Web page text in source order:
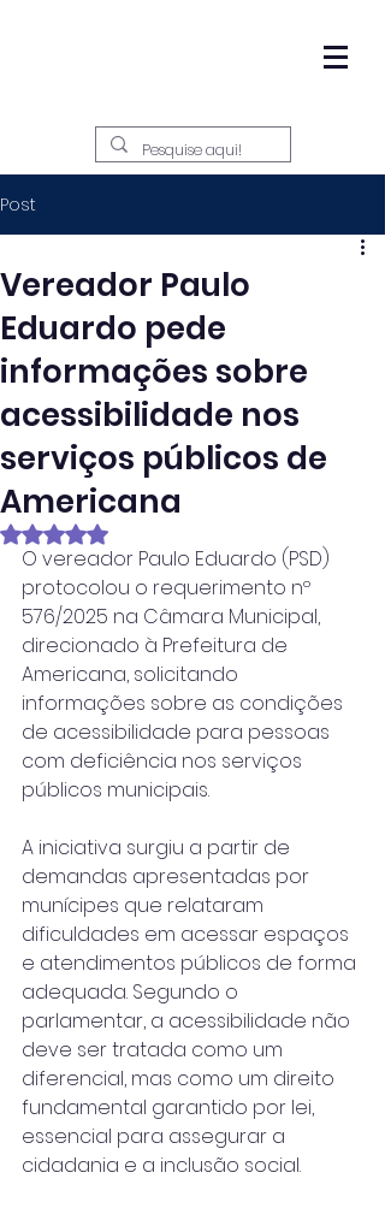
Post
Vereador Paulo
Eduardo pede
informações sobre
acessibilidade nos
serviços públicos de
Americana
Avaliado com NaN de 5 estrelas.
O vereador Paulo Eduardo (PSD)
protocolou o requerimento nº
576/2025 na Câmara Municipal,
direcionado à Prefeitura de
Americana, solicitando
informações sobre as condições
de acessibilidade para pessoas
com deficiência nos serviços
públicos municipais.
A iniciativa surgiu a partir de
demandas apresentadas por
munícipes que relataram
dificuldades em acessar espaços
e atendimentos públicos de forma
adequada. Segundo o
parlamentar, a acessibilidade não
deve ser tratada como um
diferencial, mas como um direito
fundamental garantido por lei,
essencial para assegurar a
cidadania e a inclusão social.